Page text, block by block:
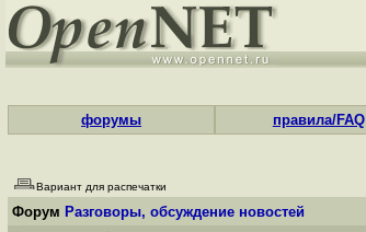
форумы правила/FAQ
Вариант для распечатки
Форум Разговоры, обсуждение новостей